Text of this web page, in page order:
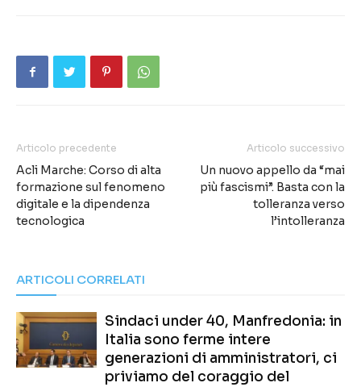
Articolo precedente
Acli Marche: Corso di alta
formazione sul fenomeno
digitale e la dipendenza
tecnologica
Articolo successivo
Un nuovo appello da “mai
più fascismi”. Basta con la
tolleranza verso
l’intolleranza
ARTICOLI CORRELATI
Sindaci under 40, Manfredonia: in
Italia sono ferme intere
generazioni di amministratori, ci
priviamo del coraggio del